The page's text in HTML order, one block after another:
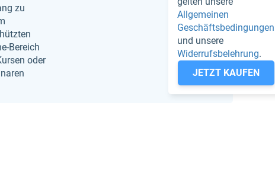
zu
Bereich
oder
Allgemeinen
Geschäftsbedingungen
und unsere
Widerrufsbelehrung.
JETZT KAUFEN